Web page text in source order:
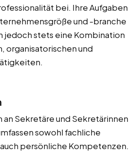
bei. Ihre Aufgaben
und -branche
jedoch stets eine Kombination
organisatorischen und
an Sekretäre und Sekretärinnen
sowohl fachliche
persönliche Kompetenzen.